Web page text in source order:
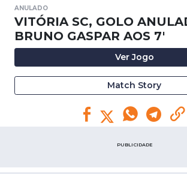
ANULADO
VITÓRIA SC, GOLO
BRUNO GASPAR AOS 7'
Ver Jogo
Match Story
PUBLICIDADE